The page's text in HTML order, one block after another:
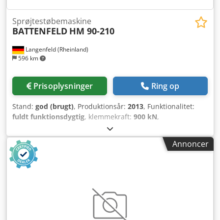
Langenfeld (Rheinland)
596 km
Sprøjtestøbemaskine
BATTENFELD HM 90-210
Prisoplysninger Ring op
Stand: god (brugt), Produktionsår: 2013, Funktionalitet:
fuldt funktionsdygtig, klemmekraft: 900 kN,
, slagvolumen:
Sprøjtestøbemaskine BATTENFELD HM 90-210 Lager-nr.:
503672 Fabrikant: BATTENFELD Type: HM 90-210 Styring:
UNILOG B6 Årgang: 2013 Tekniske data – Lukkeside
Lukketryk: 900 kN Lysmål (h x v): 420 x 370 mm
min.: 450 mm Crsdpjyglvpjfx Anijf Maks. pladeafstand: 925
mm Åbningsslag: 475 mm Udkastervandring: 150 mm
Udkasterkraft: 41 kN Centrering bevægelig plade D: 125
Annoncer